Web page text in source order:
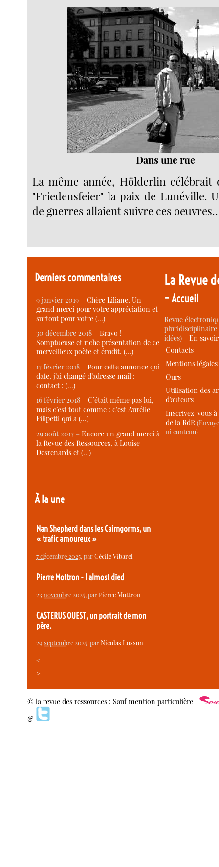
Dans une rue
La même année, Hölderlin célébrait
"Friedensfeier" la paix de Lunéville.
de guerres allaient suivre ces
Derniers commentaires
9 janvier 2019 –Chère Liliane, Un
grand merci pour votre appréciation et
surtout pour votre (…)
30 décembre 2018 –Bravo !
Somptueuse et riche présentation de ce
merveilleux poète et érudit. (…)
17 février 2018 –Pour cette annonce qui
date, j’ai changé d’adresse mail :
contact : (…)
16 février 2018 –C’était même pas lui,
mais c’est tout comme : c’est Aurélie
Filipetti qui a (…)
29 août 2017 –Encore un grand merci à
la Revue des Ressources, à Louise
Desrenards et (…)
À la une
Nan Shepherd dans les Cairngorms, un
« trafic amoureux »
7 décembre 2025, parCécile Vibarel
Pierre Mottron - I almost died
23 novembre 2025, parPierre Mottron
CASTERUS OUEST, un portrait de mon
père.
29 septembre 2025, parNicolas Losson
<
>
La Revue
-Accueil
Revue
idées) -En
Contacts
Mentions légales
Ours
Utilisation des
d’auteurs
Inscrivez-vous
de la RdR
ni contenu)
© la revue des ressources : Sauf mention particulière |
&